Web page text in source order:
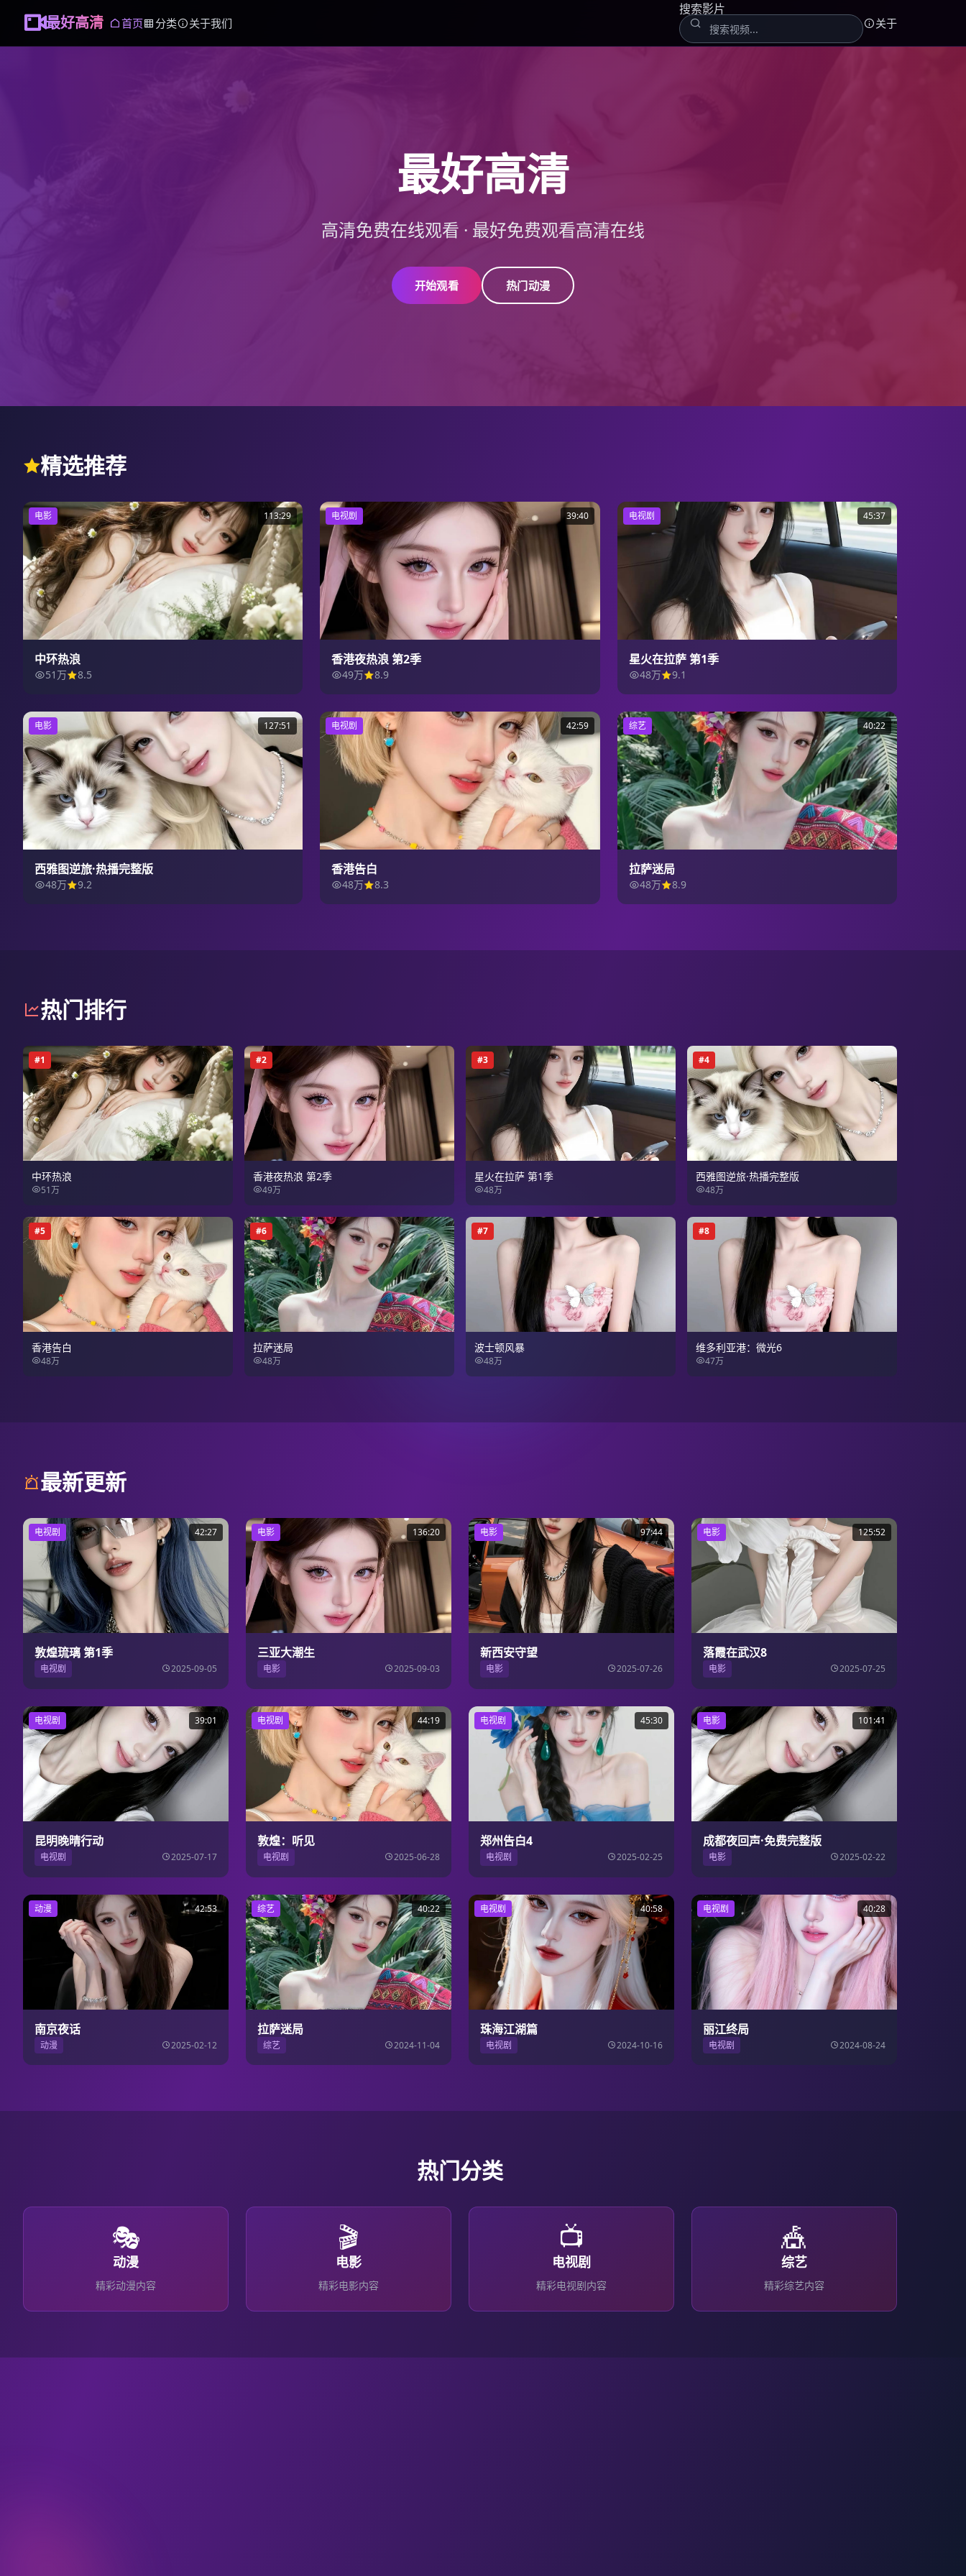
最好高清 首页 分类 关于我们
搜索影片
关于
最好高清
高清免费在线观看 · 最好免费观看高清在线
开始观看 热门动漫
精选推荐
电影 113:29
中环热浪
51万 8.5
电视剧 39:40
香港夜热浪 第2季
49万 8.9
电视剧 45:37
星火在拉萨 第1季
48万 9.1
电影 127:51
西雅图逆旅·热播完整版
48万 9.2
电视剧 42:59
香港告白
48万 8.3
综艺 40:22
拉萨迷局
48万 8.9
热门排行
#1
中环热浪
51万
#2
香港夜热浪 第2季
49万
#3
星火在拉萨 第1季
48万
#4
西雅图逆旅·热播完整版
48万
#5
香港告白
48万
#6
拉萨迷局
48万
#7
波士顿风暴
48万
#8
维多利亚港：微光6
47万
最新更新
电视剧 42:27
敦煌琉璃 第1季
电视剧 2025-09-05
电影 136:20
三亚大潮生
电影 2025-09-03
电影 97:44
新西安守望
电影 2025-07-26
电影 125:52
落霞在武汉8
电影 2025-07-25
电视剧 39:01
昆明晚晴行动
电视剧 2025-07-17
电视剧 44:19
敦煌：听见
电视剧 2025-06-28
电视剧 45:30
郑州告白4
电视剧 2025-02-25
电影 101:41
成都夜回声·免费完整版
电影 2025-02-22
动漫 42:53
南京夜话
动漫 2025-02-12
综艺 40:22
拉萨迷局
综艺 2024-11-04
电视剧 40:58
珠海江湖篇
电视剧 2024-10-16
电视剧 40:28
丽江终局
电视剧 2024-08-24
热门分类
🎭
动漫
精彩动漫内容
🎬
电影
精彩电影内容
📺
电视剧
精彩电视剧内容
🎪
综艺
精彩综艺内容